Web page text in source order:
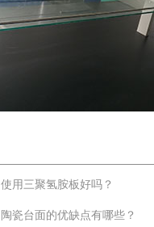
用三聚氢胺板好吗？
瓷台面的优缺点有哪些？